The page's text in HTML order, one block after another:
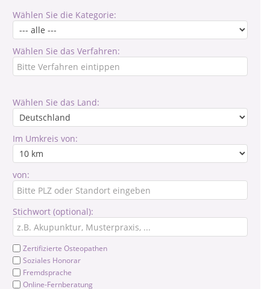
Wählen Sie die Kategorie:
Wählen Sie das Verfahren:
Wählen Sie das Land:
Im Umkreis von:
von:
Stichwort (optional):
Zertifizierte Osteopathen
Soziales Honorar
Fremdsprache
Online-Fernberatung